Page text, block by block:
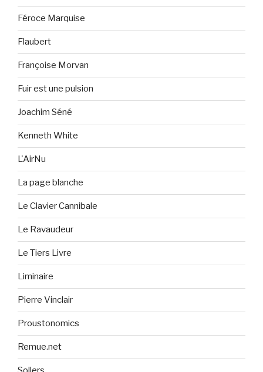
Féroce Marquise
Flaubert
Françoise Morvan
Fuir est une pulsion
Joachim Séné
Kenneth White
L'AirNu
La page blanche
Le Clavier Cannibale
Le Ravaudeur
Le Tiers Livre
Liminaire
Pierre Vinclair
Proustonomics
Remue.net